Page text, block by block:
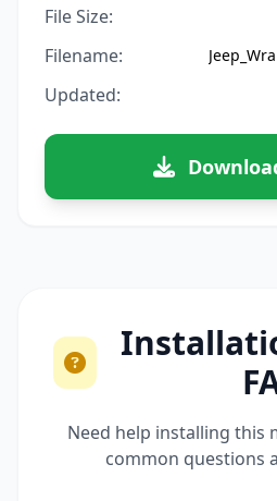
File Size:
Filename:
Updated:
Need help installing this
common questions